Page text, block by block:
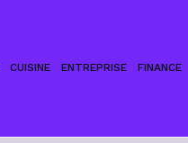
CUISINE ENTREPRISE FINANCE